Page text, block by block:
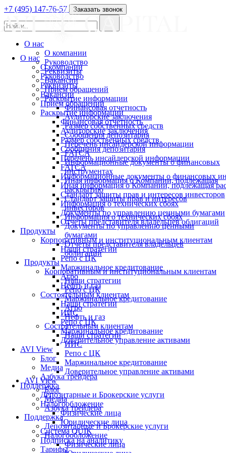
О нас
О компании
Руководство
Реквизиты
Вакансии
Прием обращений
Раскрытие информации
Финансовая отчетность
Аудиторские заключения
Размер собственных средств
Сообщения депозитария
Перечень инсайдерской информации
FATCA
Информационные документы о финансовых
Иная информация о Компании, подлежащая
Стандарт защиты прав и интересов инвесторов
Информация о технических сбоях
Документы по управлению ценными бумагами
Отчеты представителя владельцев облигаций
Продукты
Корпоративным и институциональным клиентам
Наши стратегии
Репо с ЦК
Маржинальное кредитование
Агро
Нефть и газ
Состоятельным клиентам
Наши стратегии
ИИС
Репо с ЦК
Маржинальное кредитование
Доверительное управление активами
AVI View
Блог
Медиа
Азбука трейдера
Поддержка
Депозитарные и Брокерские услуги
Налогообложение
Физические лица
Юридические лица
Система QUIK
Подписка на аналитику
Тарифы
+7 (495) 147-76-57 Заказать звонок
О нас
О компании
Руководство
Реквизиты
Вакансии
Прием обращений
Раскрытие информации
Финансовая отчетность
Аудиторские заключения
Размер собственных средств
Сообщения депозитария
Перечень инсайдерской информации
FATCA
Информационные документы о финансовых
инструментах
Иная информация о Компании, подлежащая
раскрытию
Стандарт защиты прав и интересов
инвесторов
Информация о технических сбоях
Документы по управлению ценными
бумагами
Отчеты представителя владельцев
облигаций
Продукты
Корпоративным и институциональным клиентам
Наши стратегии
Репо с ЦК
Маржинальное кредитование
Агро
Нефть и газ
Состоятельным клиентам
Наши стратегии
ИИС
Репо с ЦК
Маржинальное кредитование
Доверительное управление активами
AVI View
Блог
Медиа
Азбука трейдера
Поддержка
Депозитарные и Брокерские услуги
Налогообложение
Физические лица